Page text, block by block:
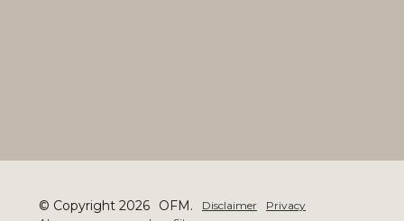
© Copyright 2026 OFM. Disclaimer
Privacy